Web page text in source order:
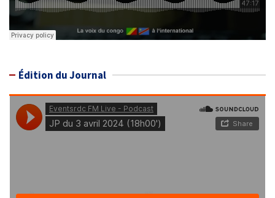
Édition du Journal